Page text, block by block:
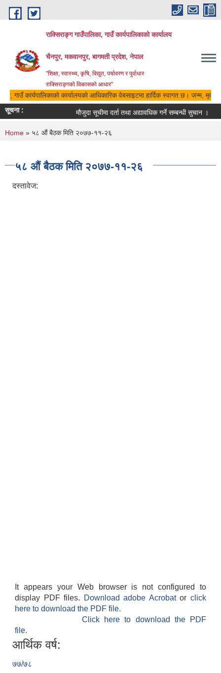
Skip to main content
राक्सिराङ्ग गाउँपालिका, गाउँ कार्यपालिकाको कार्यालय
चैनपुर, मकवानपुर, बागमती प्रदेश, नेपाल
"शिक्षा, स्वास्थ्य, कृषि, विद्युत, पर्यावरण र पुर्वाधार
राक्सिराङ्गको विकासको आधार"
गाउँ कार्यपालिकाको कार्यालयको आधिकारिक वेबसाइटमा हार्दिक स्वागत छ। जन्म,
सूचना :
मौजुदा सूचीमा दर्ता तथा अद्यावधिक गर्ने सम्बन्धी सुचान ।
You are here
Home » ५८ औं बैठक मिति २०७७-११-२६
५८ औं बैठक मिति २०७७-११-२६
दस्तावेज:
It appears your Web browser is not configured to
display PDF files.
Download adobe Acrobatorclick
here to download the PDF file.
Click here to download the PDF
file.
आर्थिक वर्ष:
७७/७८